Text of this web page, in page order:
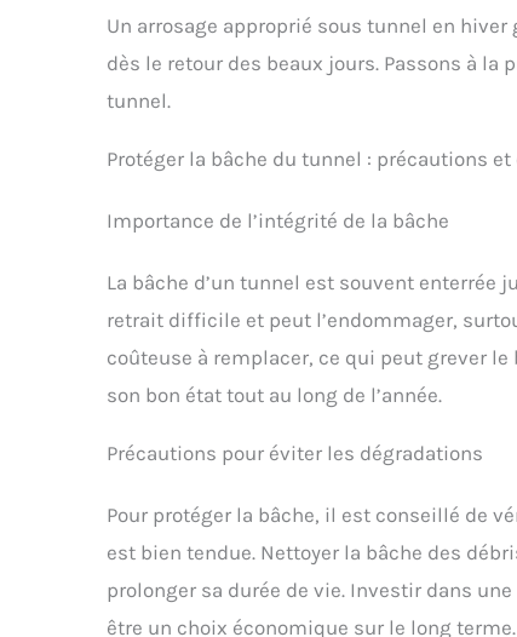
Un arrosage approprié sous tunnel en
dès le retour des beaux jours. Passons à
tunnel.
Protéger la bâche du tunnel : précautions
Importance de l’intégrité de la bâche
La bâche d’un tunnel est souvent enterrée
retrait difficile et peut l’endommager,
coûteuse à remplacer, ce qui peut grever
son bon état tout au long de l’année.
Précautions pour éviter les dégradations
Pour protéger la bâche, il est conseillé de
est bien tendue. Nettoyer la bâche des
prolonger sa durée de vie. Investir dans
être un choix économique sur le long terme.